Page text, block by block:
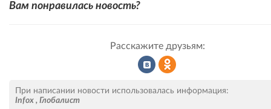
Вам понравилась новость?
Расскажите друзьям:
При написании новости использовалась информация:
Infox , Глобалист